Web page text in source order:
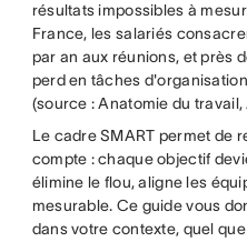
résultats impossibles à
France, les salariés
par an aux réunions, et près
perd en tâches
(source : Anatomie du travail,
Le cadre SMART permet de
compte : chaque objectif
élimine le flou, aligne les
mesurable. Ce guide vous
dans votre contexte, quel